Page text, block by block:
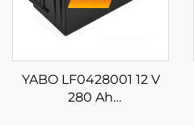
YABO LF0428001 12 V
280 Ah